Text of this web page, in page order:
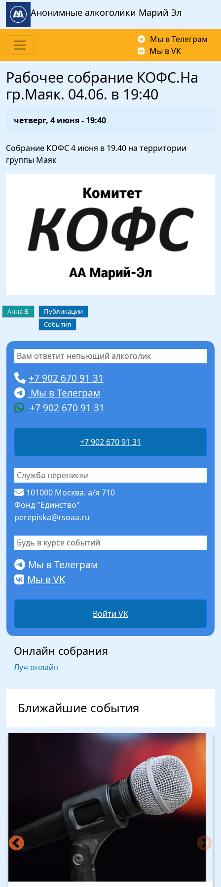
Перейти к основному содержанию
Анонимные алкоголики Марий Эл
Мы в Телеграм
Мы в VK
Рабочее собрание КОФС.На
гр.Маяк. 04.06. в 19:40
четверг, 4 июня - 19:40
Собрание КОФС 4 июня в 19.40 на территории
группы Маяк
Анна В.
Публикации
События
Вам ответит непьющий алкоголик
+7 902 670 91 31
Мы в Телеграм
+7 902 670 91 31
+7 902 670 91 31
Служба переписки
101000 Москва. а/я 710
Фонд "Единство"
perepiska@rsoaa.ru
Будь в курсе событий
Мы в Телеграм
Мы в VK
Войти VK
Онлайн собрания
Луч онлайн
Ближайшие события
Изображение